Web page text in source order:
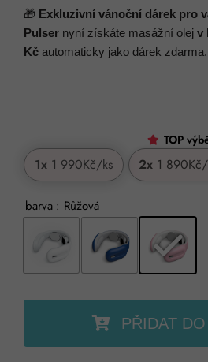
🎁 Exkluzivní vánoční dárek pro
Pulser nyní získáte masážní olej v
Kč automaticky jako dárek zdarma.
TOP
1x 1 990Kč/ks 2x 1 890Kč
barva : Růžová
PŘIDAT